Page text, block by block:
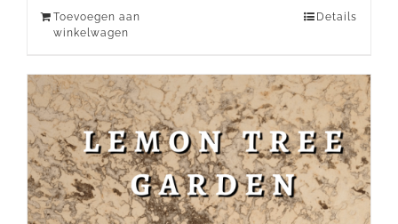
Toevoegen aan
winkelwagen
Details